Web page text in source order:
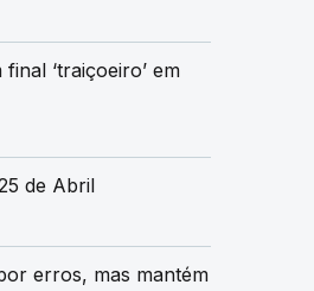
‘traiçoeiro’ em
de Abril
erros, mas mantém